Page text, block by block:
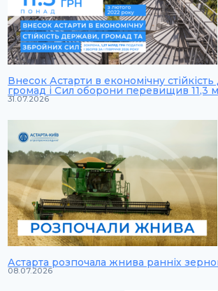
Внесок Астарти в економічну
громад і Сил оборони перевищив 11,3
31.07.2026
Астарта розпочала жнива ранніх
08.07.2026